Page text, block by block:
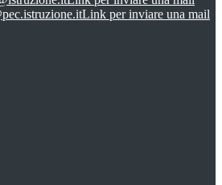
Link per inviare una mail